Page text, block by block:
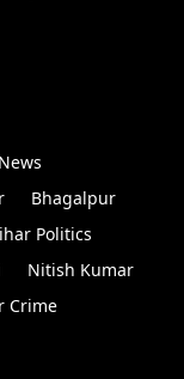
Bhagalpur
Politics
Nitish Kumar
Crime